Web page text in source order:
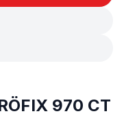
970 CT